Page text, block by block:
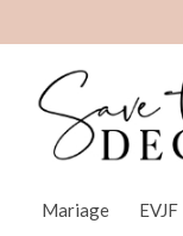
Mariage EVJF